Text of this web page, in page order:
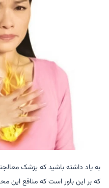
به یاد داشته باشید که پزشک
که بر این باور است که منافع این